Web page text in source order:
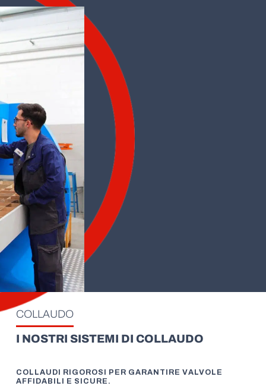
COLLAUDO
I NOSTRI SISTEMI DI COLLAUDO
COLLAUDI RIGOROSI PER GARANTIRE VALVOLE
AFFIDABILI E SICURE.